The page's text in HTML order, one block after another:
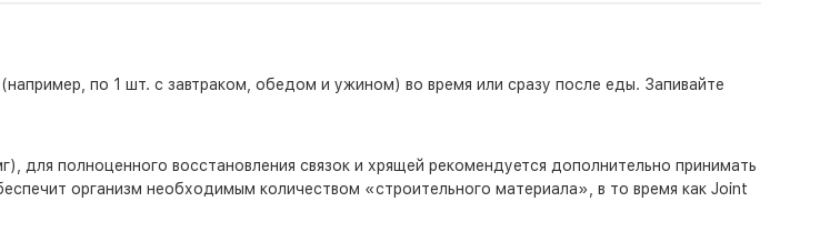
по 1 шт. с завтраком, обедом и ужином) во время или сразу после еды. Запивайте
для полноценного восстановления связок и хрящей рекомендуется дополнительно принимать
организм необходимым количеством «строительного материала», в то время как Joint